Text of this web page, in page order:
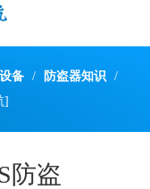
备 / 防盗器知识 /
]
防盗